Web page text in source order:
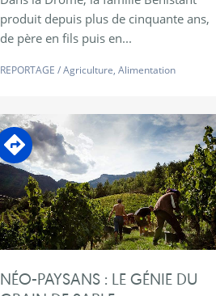
produit depuis plus de cinquante ans,
de père en fils puis en...
REPORTAGE /Agriculture, Alimentation
En transition
NÉO-PAYSANS : LE GÉNIE DU